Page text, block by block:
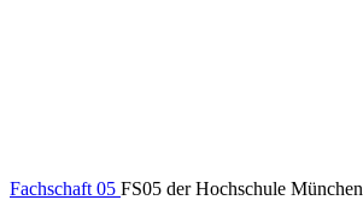
Fachschaft 05 FS05 der Hochschule München